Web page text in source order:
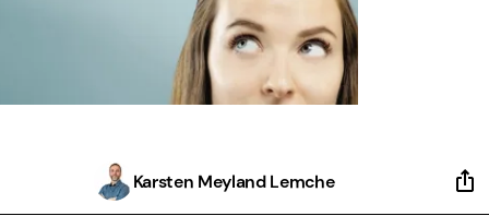
Karsten Meyland Lemche